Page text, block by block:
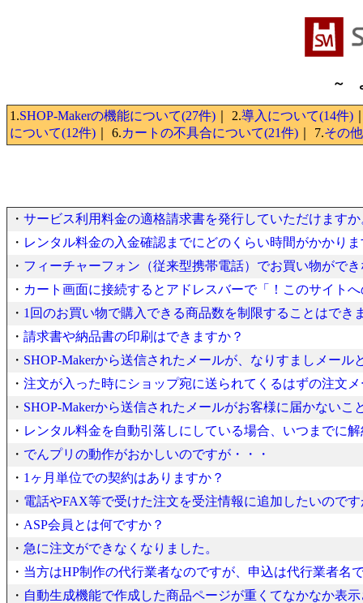
～
1.SHOP-Makerの機能について(27件) ｜ 2.導入について(14件)
について(12件) ｜ 6.カートの不具合について(21件) ｜ 7.その
・ サービス利用料金の適格請求書を発行していただけますか
・ レンタル料金の入金確認までにどのくらい時間がかかり
・ フィーチャーフォン（従来型携帯電話）でお買い物がで
・ カート画面に接続するとアドレスバーで「！このサイト
・ 1回のお買い物で購入できる商品数を制限することはでき
・ 請求書や納品書の印刷はできますか？
・ SHOP-Makerから送信されたメールが、なりすましメール
・ 注文が入った時にショップ宛に送られてくるはずの注文
・ SHOP-Makerから送信されたメールがお客様に届かないこ
・ レンタル料金を自動引落しにしている場合、いつまでに
・ でんプリの動作がおかしいのですが・・・
・ 1ヶ月単位での契約はありますか？
・ 電話やFAX等で受けた注文を受注情報に追加したいので
・ ASP会員とは何ですか？
・ 急に注文ができなくなりました。
・ 当方はHP制作の代行業者なのですが、申込は代行業者名
・ 自動生成機能で作成した商品ページが重くてなかなか表